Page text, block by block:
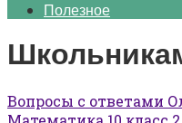
Полезное
Вопросы с ответами